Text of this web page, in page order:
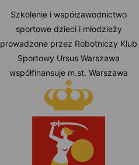
Szkolenie i współzawodnictwo
sportowe dzieci i młodzieży
prowadzone przez Robotniczy Klub
Sportowy Ursus Warszawa
współfinansuje m.st. Warszawa